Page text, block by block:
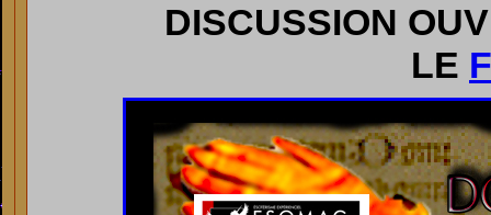
DISCUSSION
LE